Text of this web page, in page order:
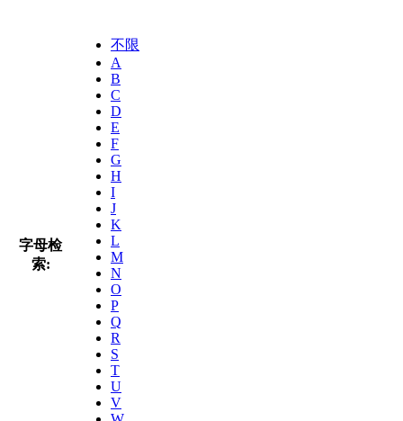
字母检
索:
不限
A
B
C
D
E
F
G
H
I
J
K
L
M
N
O
P
Q
R
S
T
U
V